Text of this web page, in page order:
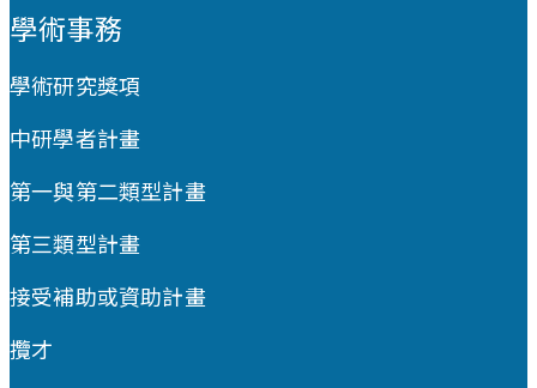
學術事務
學術研究獎項
中研學者計畫
第一與第二類型計畫
第三類型計畫
接受補助或資助計畫
攬才